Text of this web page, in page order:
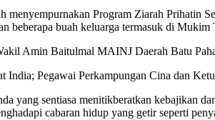
Program Ziarah Prihatin
beberapa buah keluarga termasuk di
Amin Baitulmal MAINJ Daerah Batu
Pegawai Perkampungan Cina dan
sentiasa menitikberatkan kebajikan
cabaran hidup yang getir seperti